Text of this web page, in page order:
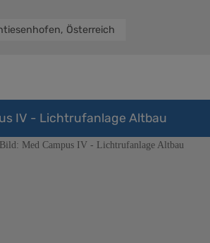
Österreich
IV - Lichtrufanlage Altbau